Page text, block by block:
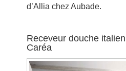
d’Allia chez Aubade.
Receveur douche
Caréa